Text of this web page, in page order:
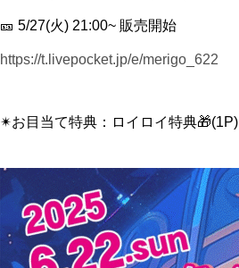
🎫 5/27(火) 21:00~ 販売開始
https://t.livepocket.jp/e/merigo_622
✴︎お目当て特典：ロイロイ特典🎁(1P)